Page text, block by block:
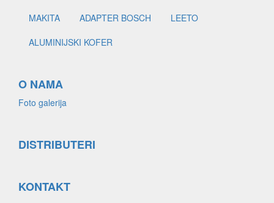
MAKITA
ADAPTER BOSCH
LEETO
ALUMINIJSKI KOFER
O NAMA
Foto galerija
DISTRIBUTERI
KONTAKT